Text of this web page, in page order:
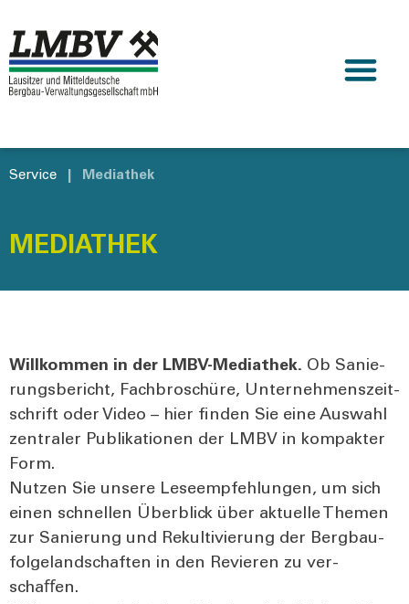
Service Mediathek
MEDIATHEK
Will­kom­men in der LMBV-Media­thek. Ob Sanie­
rungs­be­richt, Fach­bro­schü­re, Unter­neh­mens­zeit­
schrift oder Video – hier fin­den Sie eine Aus­wahl
zen­tra­ler Publi­ka­tio­nen der LMBV in kom­pak­ter
Form.
Nut­zen Sie unse­re Lese­emp­feh­lun­gen, um sich
einen schnel­len Über­blick über aktu­el­le The­men
zur Sanie­rung und Rekul­ti­vie­rung der Berg­bau­
fol­ge­land­schaf­ten in den Revie­ren zu ver­
schaﬀen.